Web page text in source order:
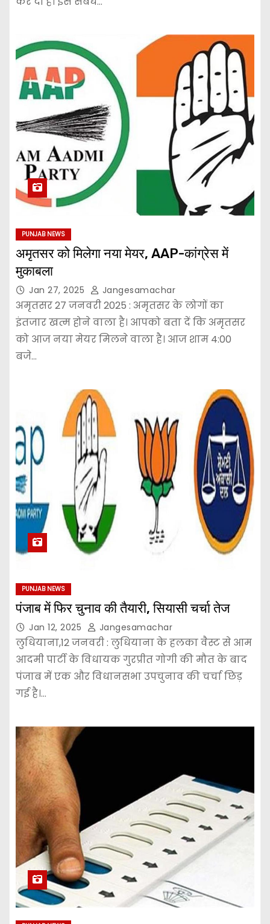
PUNJAB NEWS
अमृतसर को मिलेगा नया मेयर, AAP-कांग्रेस में
मुकाबला
Jan 27, 2025 Jangesamachar
अमृतसर 27 जनवरी 2025 : अमृतसर के लोगों का
इंतजार खत्म होने वाला है। आपको बता दें कि अमृतसर
को आज नया मेयर मिलने वाला है। आज शाम 4:00
बजे…
PUNJAB NEWS
पंजाब में फिर चुनाव की तैयारी, सियासी चर्चा तेज
Jan 12, 2025 Jangesamachar
लुधियाना,12 जनवरी : लुधियाना के हलका वैस्ट से आम
आदमी पार्टी के विधायक गुरप्रीत गोगी की मौत के बाद
पंजाब में एक और विधानसभा उपचुनाव की चर्चा छिड़
गई है।…